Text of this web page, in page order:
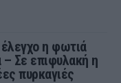
η φωτιά
– Σε επιφυλακή η
πυρκαγιές